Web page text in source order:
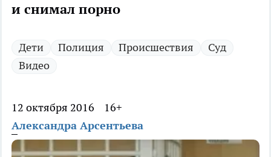
и снимал порно
Дети Полиция Происшествия
Суд
Видео
12 октября 2016
16+
Александра Арсентьева